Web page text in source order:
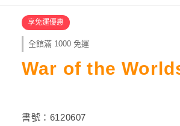
享免運優惠
全館滿 1000 免運
War of the
書號：6120607